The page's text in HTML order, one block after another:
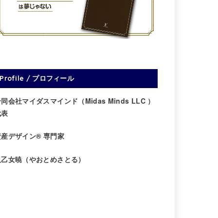
Profile / プロフィール
会社マイダスマインド（Midas Minds LLC ）
デザイン® 専門家
女暁（やおとめさとる）